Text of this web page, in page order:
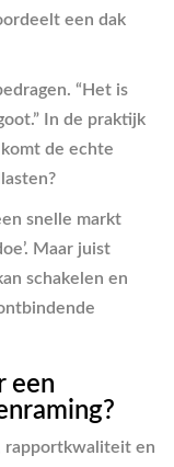
een dak
“Het is
In de praktijk
de echte
snelle markt
Maar juist
schakelen en
een
rapportkwaliteit en